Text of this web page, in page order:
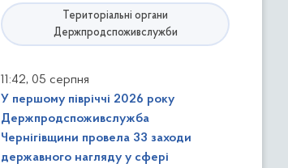
Територіальні органи
Держпродспоживслужби
11:42, 05 серпня
У першому півріччі 2026 року
Держпродспоживслужба
Чернігівщини провела 33 заходи
державного нагляду у сфері